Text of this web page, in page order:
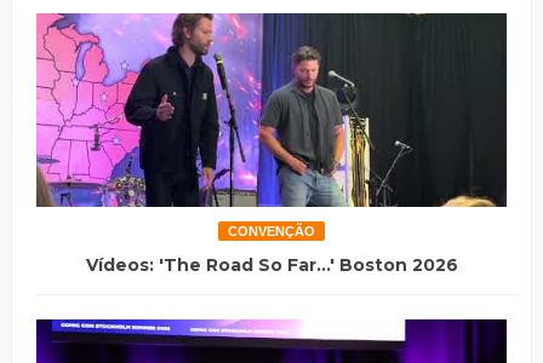
CONVENÇÃO
Vídeos: 'The Road So Far...' Boston 2026